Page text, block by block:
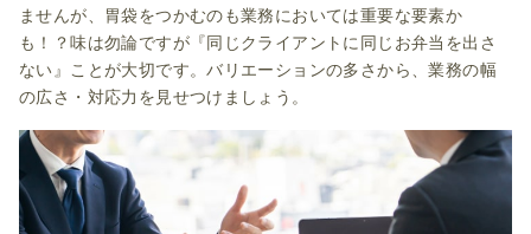
ませんが、胃袋をつかむのも業務においては重要な要素か
も！？味は勿論ですが『同じクライアントに同じお弁当を出さ
ない』ことが大切です。バリエーションの多さから、業務の幅
の広さ・対応力を見せつけましょう。